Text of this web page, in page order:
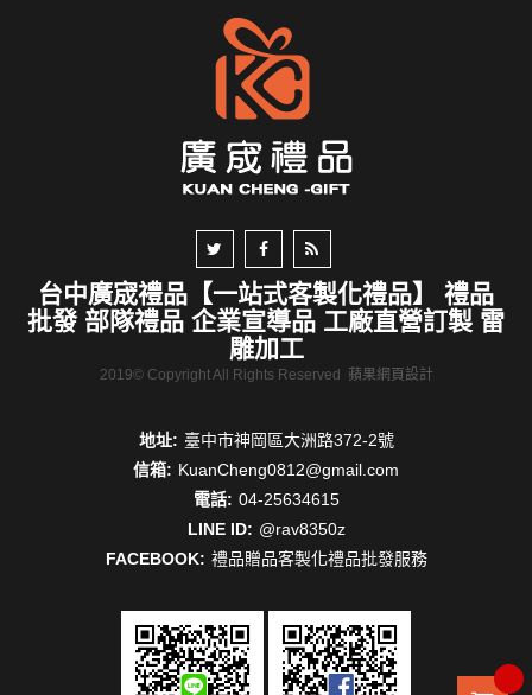
台中廣宬禮品【一站式客製化禮品】 禮品
批發 部隊禮品 企業宣導品 工廠直營訂製 雷
雕加工
2019© Copyright All Rights Reserved 蘋果網頁設計
地址: 臺中市神岡區大洲路372-2號
信箱: KuanCheng0812@gmail.com
電話: 04-25634615
LINE ID: @rav8350z
FACEBOOK: 禮品贈品客製化禮品批發服務